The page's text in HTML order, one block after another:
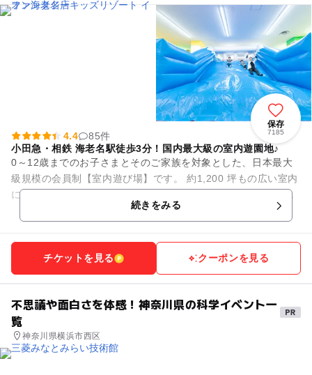
保存
7185
4.4
85件
小田急・相鉄 海老名駅徒歩3分！国内最大級の室内遊園地♪
0～12歳までのお子さまとそのご家族を対象とした、日本最大
級規模の会員制【室内遊び場】です。 約1,200 坪もの広い室内
には、大人も一緒に遊べる滑り台などのふわふわ遊具や、さま
続きをみる
チケットを見る クーポンを見る
不思議や面白さを体感！神奈川県の科学イベント一
覧
神奈川県横浜市西区